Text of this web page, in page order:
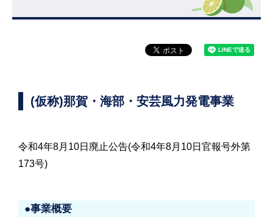
(仮称)那賀・海部・安芸風力発電事業
令和4年8月10日廃止公告(令和4年8月10日官報号外第
173号)
●事業概要